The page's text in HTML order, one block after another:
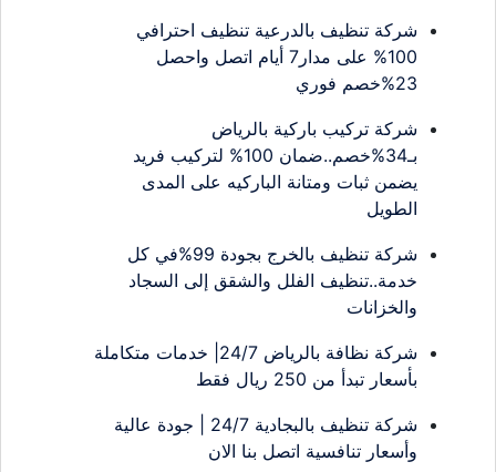
شركة تنظيف بالدرعية تنظيف احترافي
100% على مدار7 أيام اتصل واحصل
23%خصم فوري
شركة تركيب باركية بالرياض
بـ34%خصم..ضمان 100% لتركيب فريد
يضمن ثبات ومتانة الباركيه على المدى
الطويل
شركة تنظيف بالخرج بجودة 99%في كل
خدمة..تنظيف الفلل والشقق إلى السجاد
والخزانات
شركة نظافة بالرياض 24/7| خدمات متكاملة
بأسعار تبدأ من 250 ريال فقط
شركة تنظيف بالبجادية 24/7 | جودة عالية
وأسعار تنافسية اتصل بنا الان